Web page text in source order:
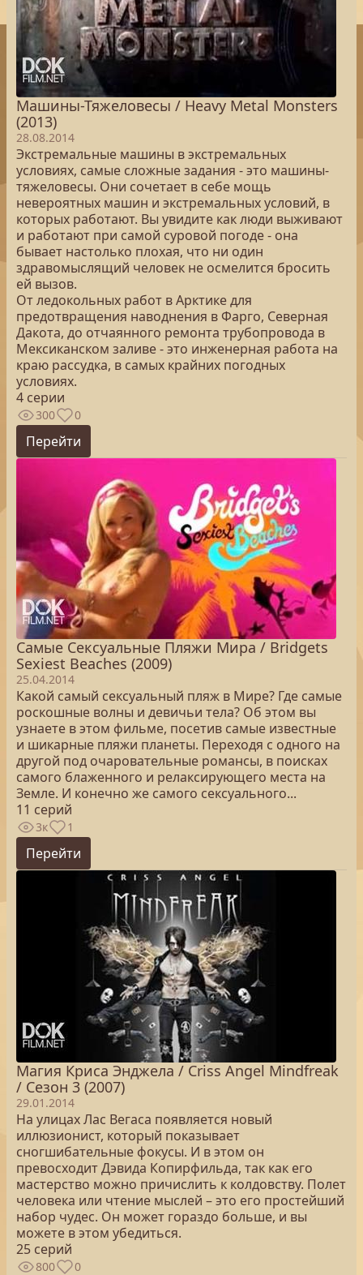
Машины-Тяжеловесы / Heavy Metal Monsters
(2013)
28.08.2014
Экстремальные машины в экстремальных
условиях, самые сложные задания - это машины-
тяжеловесы. Они сочетает в себе мощь
невероятных машин и экстремальных условий, в
которых работают. Вы увидите как люди выживают
и работают при самой суровой погоде - она
бывает настолько плохая, что ни один
здравомыслящий человек не осмелится бросить
ей вызов.
От ледокольных работ в Арктике для
предотвращения наводнения в Фарго, Северная
Дакота, до отчаянного ремонта трубопровода в
Мексиканском заливе - это инженерная работа на
краю рассудка, в самых крайних погодных
условиях.
4 серии
300 0
Перейти
Самые Сексуальные Пляжи Мира / Bridgets
Sexiest Beaches (2009)
25.04.2014
Какой самый сексуальный пляж в Мире? Где самые
роскошные волны и девичьи тела? Об этом вы
узнаете в этом фильме, посетив самые известные
и шикарные пляжи планеты. Переходя с одного на
другой под очаровательные романсы, в поисках
самого блаженного и релаксирующего места на
Земле. И конечно же самого сексуального...
11 серий
3к 1
Перейти
Магия Криса Энджела / Criss Angel Mindfreak
/ Сезон 3 (2007)
29.01.2014
На улицах Лас Вегаса появляется новый
иллюзионист, который показывает
сногшибательные фокусы. И в этом он
превосходит Дэвида Копирфильда, так как его
мастерство можно причислить к колдовству. Полет
человека или чтение мыслей – это его простейший
набор чудес. Он может гораздо больше, и вы
можете в этом убедиться.
25 серий
800 0